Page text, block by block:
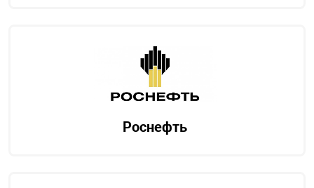
Роснефть